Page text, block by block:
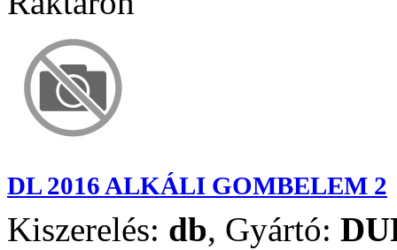
DL 2016 ALKÁLI GOMBELEM 2
Kiszerelés: db, Gyártó: